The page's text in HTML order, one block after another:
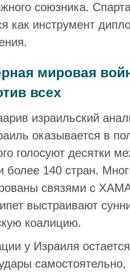
союзника.
как инструмент
мировая
всех
израильский
оказывается в
голосуют десятки
более 140 стран.
связями с
выстраивают
коалицию.
у Израиля